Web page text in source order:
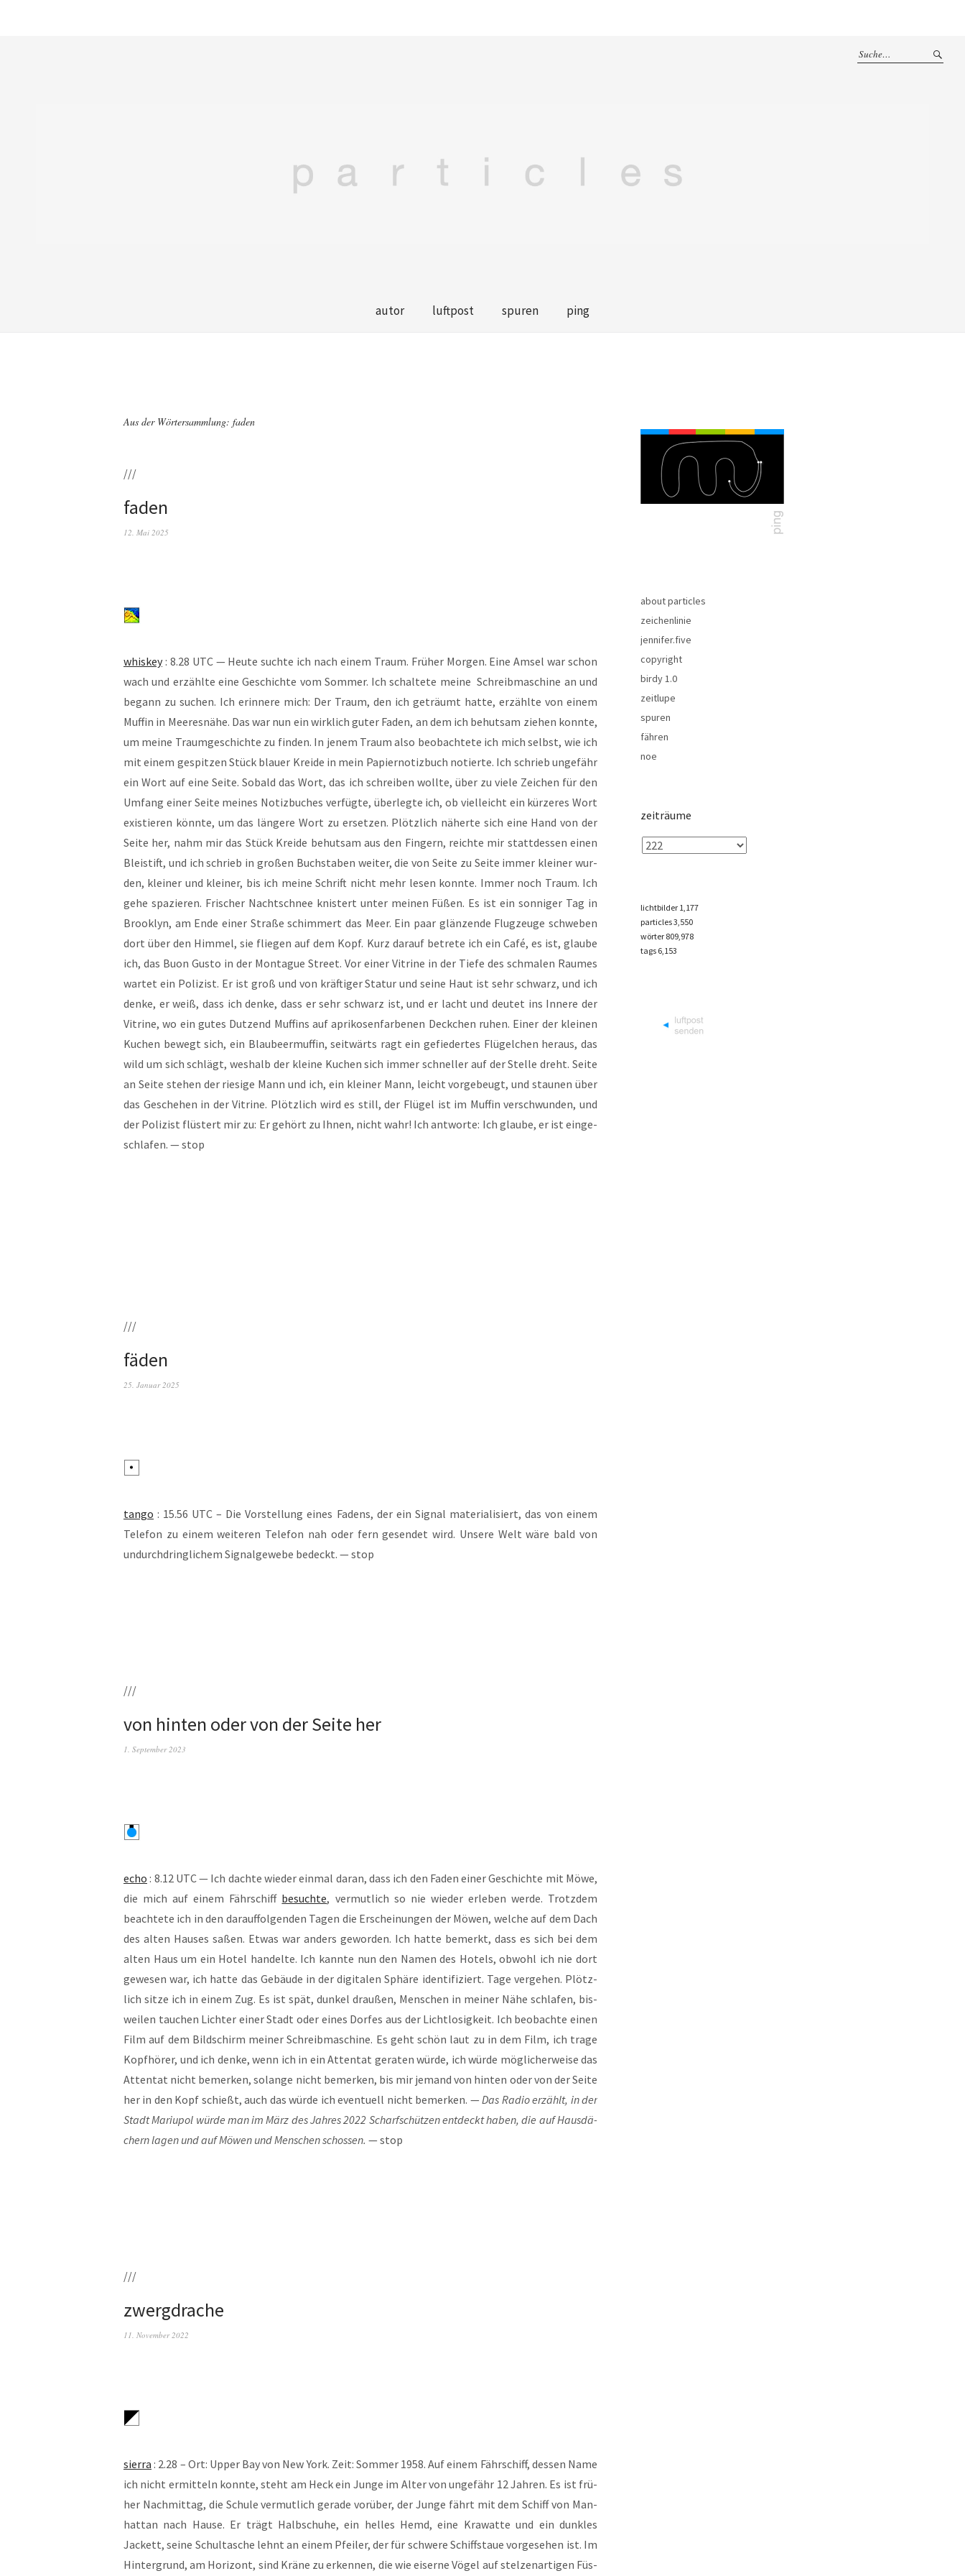
autor luftpost spuren ping
Aus der Wörtersammlung: faden
///
faden
12. Mai 2025
whis­key: 8.28 UTC — Heu­te such­te ich nach einem Traum. Frü­her Mor­gen. Eine Amsel war schon
wach und erzähl­te eine Geschich­te vom Som­mer. Ich schal­te­te mei­ne Schreib­ma­schi­ne an und
begann zu suchen. Ich erin­ne­re mich: Der Traum, den ich geträumt hat­te, erzähl­te von einem
Muf­fin in Mee­res­nä­he. Das war nun ein wirk­lich guter Faden, an dem ich behut­sam zie­hen konn­te,
um mei­ne Traum­ge­schich­te zu fin­den. In jenem Traum also beob­ach­te­te ich mich selbst, wie ich
mit einem gespit­zen Stück blau­er Krei­de in mein Papier­no­tiz­buch notier­te. Ich schrieb unge­fähr
ein Wort auf eine Sei­te. Sobald das Wort, das ich schrei­ben woll­te, über zu vie­le Zei­chen für den
Umfang einer Sei­te mei­nes Notiz­bu­ches ver­füg­te, über­leg­te ich, ob viel­leicht ein kür­ze­res Wort
exis­tie­ren könn­te, um das län­ge­re Wort zu erset­zen. Plötz­lich näher­te sich eine Hand von der
Sei­te her, nahm mir das Stück Krei­de behut­sam aus den Fin­gern, reich­te mir statt­des­sen einen
Blei­stift, und ich schrieb in gro­ßen Buch­sta­ben wei­ter, die von Sei­te zu Sei­te immer klei­ner wur­
den, klei­ner und klei­ner, bis ich mei­ne Schrift nicht mehr lesen konn­te. Immer noch Traum. Ich
gehe spa­zie­ren. Fri­scher Nacht­schnee knis­tert unter mei­nen Füßen. Es ist ein son­ni­ger Tag in
Brook­lyn, am Ende einer Stra­ße schim­mert das Meer. Ein paar glän­zen­de Flug­zeu­ge schwe­ben
dort über den Him­mel, sie flie­gen auf dem Kopf. Kurz dar­auf betre­te ich ein Café, es ist, glau­be
ich, das Buon Gus­to in der Mon­ta­gue Street. Vor einer Vitri­ne in der Tie­fe des schma­len Rau­mes
war­tet ein Poli­zist. Er ist groß und von kräf­ti­ger Sta­tur und sei­ne Haut ist sehr schwarz, und ich
den­ke, er weiß, dass ich den­ke, dass er sehr schwarz ist, und er lacht und deu­tet ins Inne­re der
Vitri­ne, wo ein gutes Dut­zend Muf­fins auf apri­ko­sen­far­be­nen Deck­chen ruhen. Einer der klei­nen
Kuchen bewegt sich, ein Blau­beer­muf­fin, seit­wärts ragt ein gefie­der­tes Flü­gel­chen her­aus, das
wild um sich schlägt, wes­halb der klei­ne Kuchen sich immer schnel­ler auf der Stel­le dreht. Sei­te
an Sei­te ste­hen der rie­si­ge Mann und ich, ein klei­ner Mann, leicht vor­ge­beugt, und stau­nen über
das Gesche­hen in der Vitri­ne. Plötz­lich wird es still, der Flü­gel ist im Muf­fin ver­schwun­den, und
der Poli­zist flüs­tert mir zu: Er gehört zu Ihnen, nicht wahr! Ich ant­wor­te: Ich glau­be, er ist ein­ge­
schla­fen. — stop
///
fäden
25. Januar 2025
tan­go : 15.56 UTC – Die Vor­stel­lung eines Fadens, der ein Signal mate­ria­li­siert, das von einem
Tele­fon zu einem wei­te­ren Tele­fon nah oder fern gesen­det wird. Unse­re Welt wäre bald von
undurch­dring­li­chem Signal­ge­we­be bedeckt. — stop
///
von hinten oder von der Seite her
1. September 2023
echo : 8.12 UTC — Ich dach­te wie­der ein­mal dar­an, dass ich den Faden einer Geschich­te mit Möwe,
die mich auf einem Fähr­schiff besuch­te, ver­mut­lich so nie wie­der erle­ben wer­de. Trotz­dem
beach­te­te ich in den dar­auf­fol­gen­den Tagen die Erschei­nun­gen der Möwen, wel­che auf dem Dach
des alten Hau­ses saßen. Etwas war anders gewor­den. Ich hat­te bemerkt, dass es sich bei dem
alten Haus um ein Hotel han­del­te. Ich kann­te nun den Namen des Hotels, obwohl ich nie dort
gewe­sen war, ich hat­te das Gebäu­de in der digi­ta­len Sphä­re iden­ti­fi­ziert. Tage ver­ge­hen. Plötz­
lich sit­ze ich in einem Zug. Es ist spät, dun­kel drau­ßen, Men­schen in mei­ner Nähe schla­fen, bis­
wei­len tau­chen Lich­ter einer Stadt oder eines Dor­fes aus der Licht­lo­sig­keit. Ich beob­ach­te einen
Film auf dem Bild­schirm mei­ner Schreib­ma­schi­ne. Es geht schön laut zu in dem Film, ich tra­ge
Kopf­hö­rer, und ich den­ke, wenn ich in ein Atten­tat gera­ten wür­de, ich wür­de mög­li­cher­wei­se das
Atten­tat nicht bemer­ken, solan­ge nicht bemer­ken, bis mir jemand von hin­ten oder von der Sei­te
her in den Kopf schießt, auch das wür­de ich even­tu­ell nicht bemer­ken. —Das Radio erzählt, in der
Stadt Mariu­pol wür­de man im März des Jah­res 2022 Scharf­schüt­zen ent­deckt haben, die auf Haus­dä­
chern lagen und auf Möwen und Men­schen schos­sen. — stop
///
zwergdrache
11. November 2022
sier­ra : 2.28 – Ort: Upper Bay von New York. Zeit: Som­mer 1958. Auf einem Fähr­schiff, des­sen Name
ich nicht ermit­teln konn­te, steht am Heck ein Jun­ge im Alter von unge­fähr 12 Jah­ren. Es ist frü­
her Nach­mit­tag, die Schu­le ver­mut­lich gera­de vor­über, der Jun­ge fährt mit dem Schiff von Man­
hat­tan nach Hau­se. Er trägt Halb­schu­he, ein hel­les Hemd, eine Kra­wat­te und ein dunk­les
Jackett, sei­ne Schul­ta­sche lehnt an einem Pfei­ler, der für schwe­re Schiffstaue vor­ge­se­hen ist. Im
Hin­ter­grund, am Hori­zont, sind Krä­ne zu erken­nen, die wie eiser­ne Vögel auf stel­zen­ar­ti­gen Füs­
about particles
zeichenlinie
jennifer.five
copyright
birdy 1.0
zeitlupe
spuren
fähren
noe
zeiträume
lichtbilder 1,177
particles3,550
wörter 809,978
tags 6,153